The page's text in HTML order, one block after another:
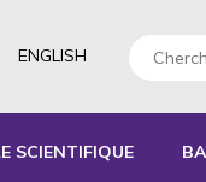
ENGLISH
SCIENTIFIQUE